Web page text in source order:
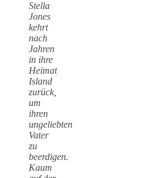
Stella
Jones
kehrt
nach
Jahren
in ihre
Heimat
Island
zurück,
um
ihren
ungeliebten
Vater
zu
beerdigen.
Kaum